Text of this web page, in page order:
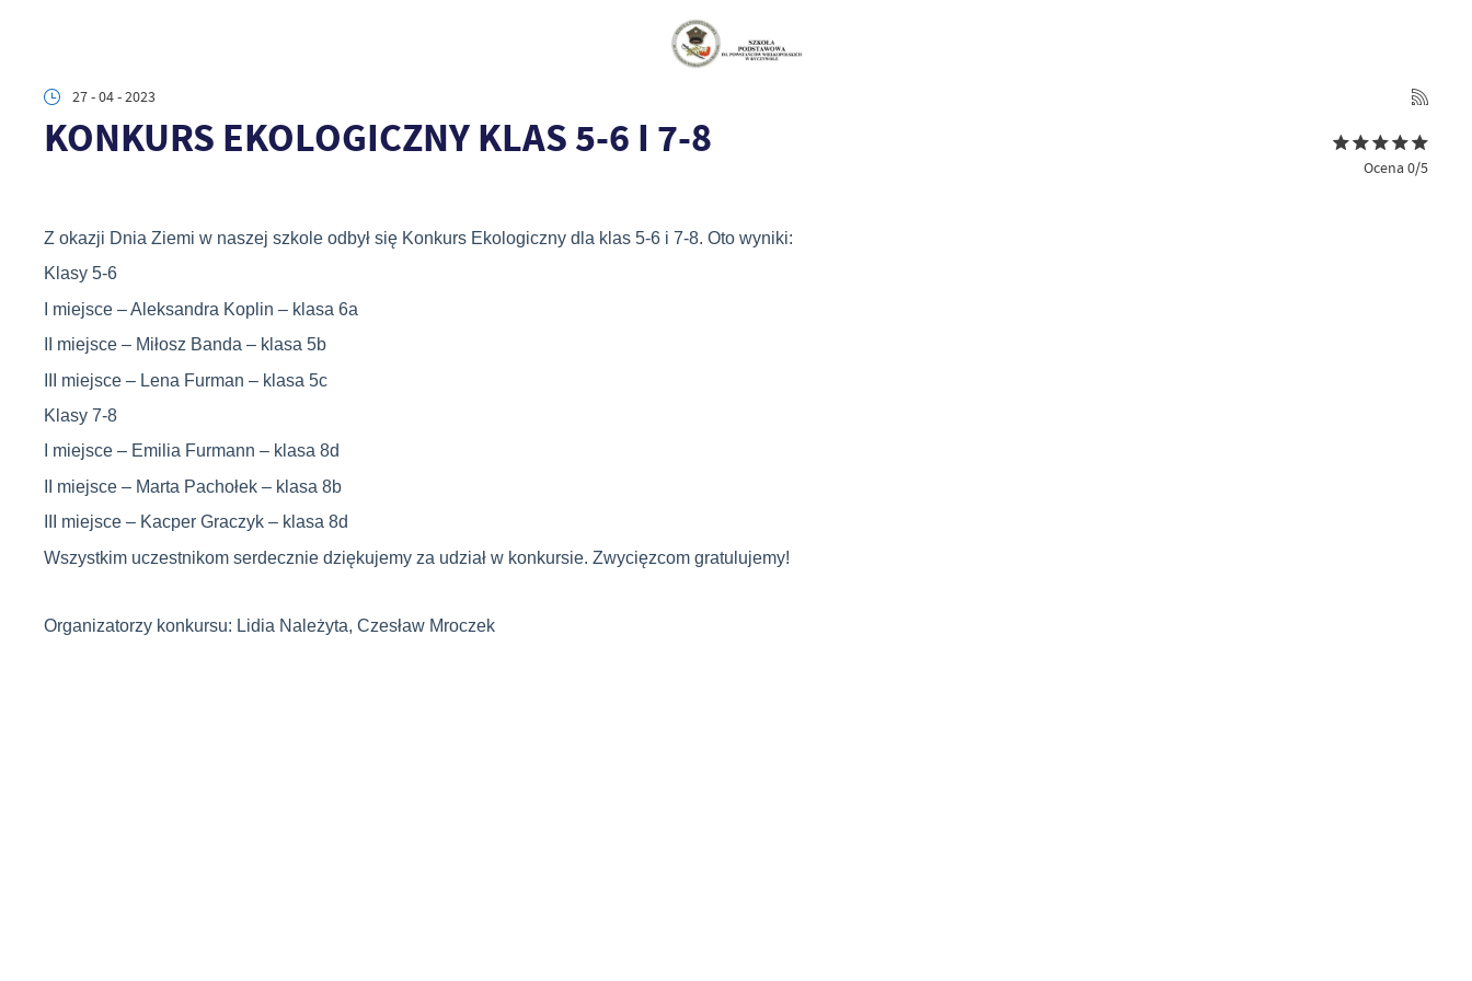
27 - 04 - 2023
KONKURS EKOLOGICZNY KLAS 5-6 I 7-8
Ocena 0/5
Z okazji Dnia Ziemi w naszej szkole odbył się Konkurs Ekologiczny dla klas 5-6 i 7-8. Oto wyniki:
Klasy 5-6
I miejsce – Aleksandra Koplin – klasa 6a
II miejsce – Miłosz Banda – klasa 5b
III miejsce – Lena Furman – klasa 5c
Klasy 7-8
I miejsce – Emilia Furmann – klasa 8d
II miejsce – Marta Pachołek – klasa 8b
III miejsce – Kacper Graczyk – klasa 8d
Wszystkim uczestnikom serdecznie dziękujemy za udział w konkursie. Zwycięzcom gratulujemy!
Organizatorzy konkursu: Lidia Należyta, Czesław Mroczek